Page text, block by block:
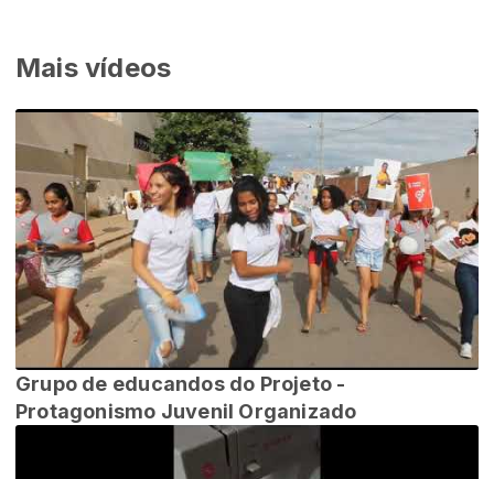
Mais vídeos
Grupo de educandos do Projeto -
Protagonismo Juvenil Organizado